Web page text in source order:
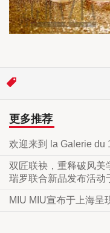
更多推荐
欢迎来到 la Galerie du
双匠联袂，重释破风美
瑞罗联合新品发布活动
MIU MIU宣布于上海呈